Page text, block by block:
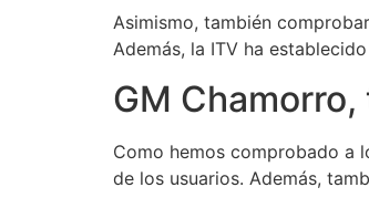
Asimismo, también
Además, la ITV ha
GM
Como hemos comprobado a
de los usuarios. Además,